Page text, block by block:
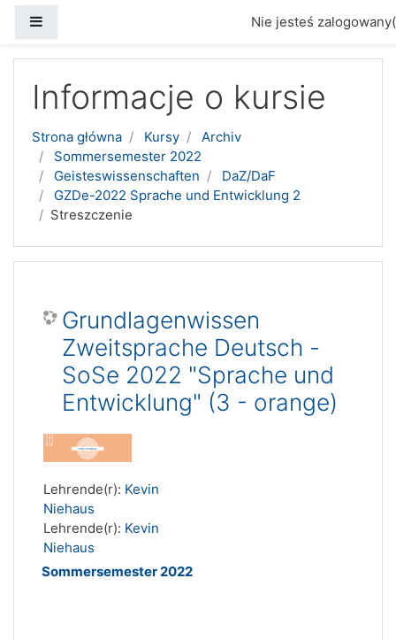
Nie jesteś
Informacje o kursie
Strona główna Kursy
Archiv
Sommersemester 2022
Geisteswissenschaften
DaZ/DaF
GZDe-2022 Sprache und Entwicklung 2
Streszczenie
Grundlagenwissen
Zweitsprache Deutsch -
SoSe 2022 "Sprache und
Entwicklung" (3 - orange)
Lehrende(r): Kevin
Niehaus
Lehrende(r): Kevin
Niehaus
Sommersemester 2022